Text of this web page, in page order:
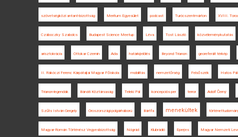
szövetségközi antant-bizottság Meritum Egyesület podcast Turócszentmárton XVIII.
Czáboczky Szabolcs Budapest Science Meetup Léva Tost László közvéleménykutatás
arisztokrácia Ottokar Czernin Ada határkijelölés Beyond Trianon georeferált térkép
II. Rákóczi Ferenc Kárpátaljai Magyar Főiskola mobilitás nemzetőrség Felsőszék Hatos Pál
Trianon-legendák Bánáti Köztársaság Teleki Pál koncepciós per terror Adolf Černý
Szűts István Gergely Oroszországi polgárháború Bártfa menekültek
Magyar-Román Történész Vegyesbizottság Nógrád Klubrádió Eperjes Magyar Nemzeti